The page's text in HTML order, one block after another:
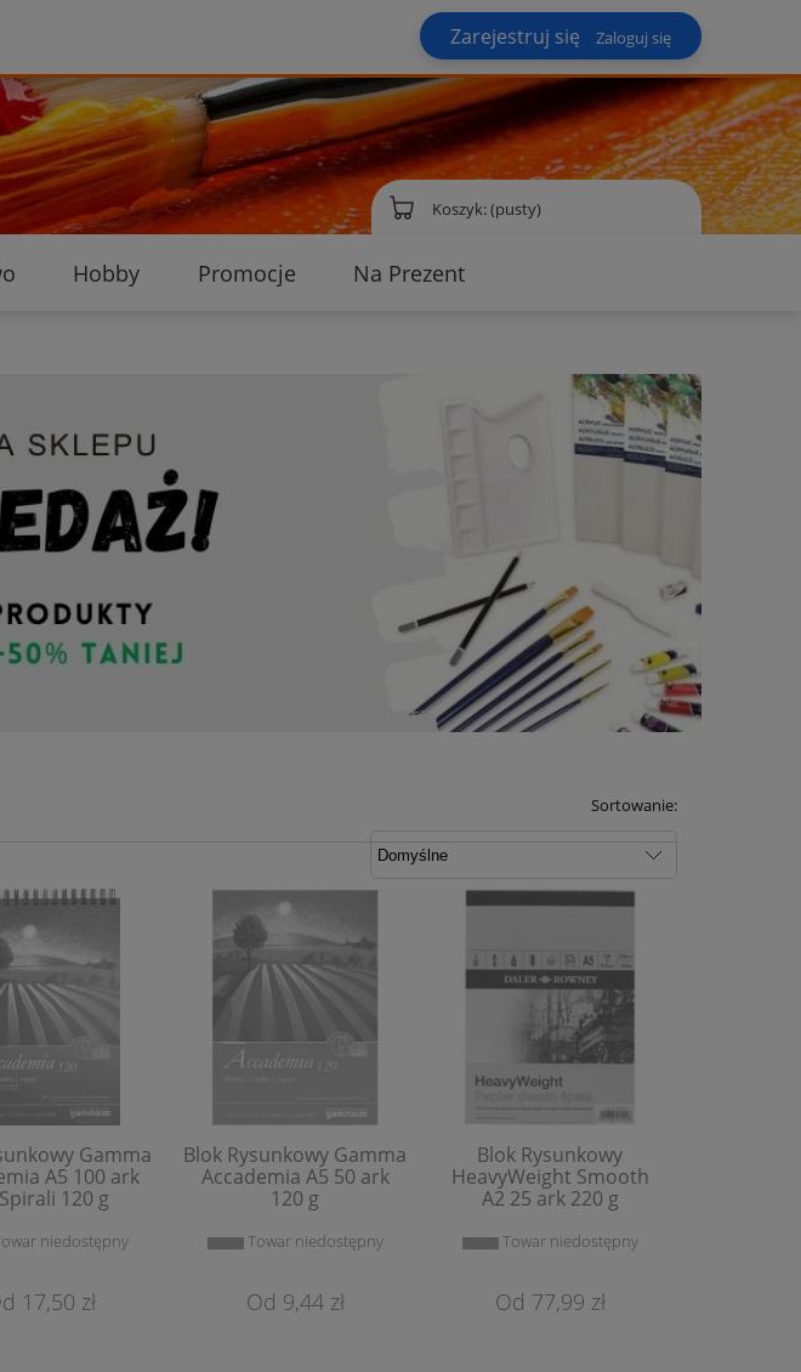
Zarejestruj się Zaloguj się
Koszyk:(pusty)
Hobby Promocje
Na Prezent
Sortowanie:
Gamma
A5 100 ark
120 g
niedostępny
17,50 zł
Blok Rysunkowy Gamma
Accademia A5 50 ark
120 g
Towar niedostępny
9,44 zł
Blok Rysunkowy
HeavyWeight Smooth
A2 25 ark 220 g
Towar niedostępny
77,99 zł